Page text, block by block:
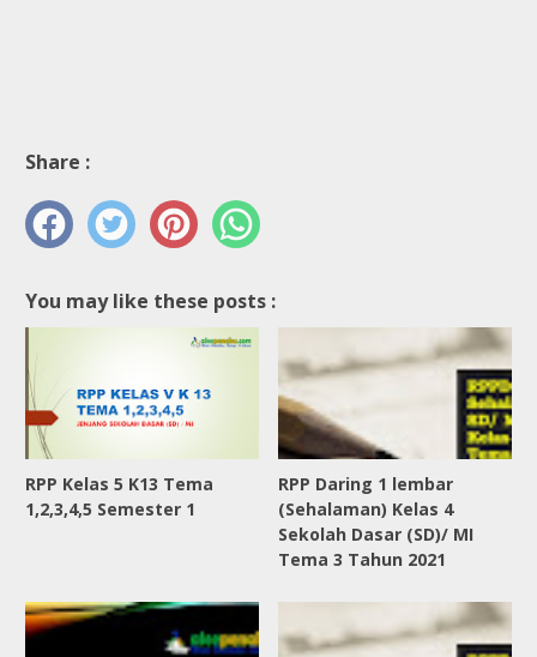
Share :
You may like these posts :
RPP Kelas 5 K13 Tema
1,2,3,4,5 Semester 1
RPP Daring 1 lembar
(Sehalaman) Kelas 4
Sekolah Dasar (SD)/ MI
Tema 3 Tahun 2021